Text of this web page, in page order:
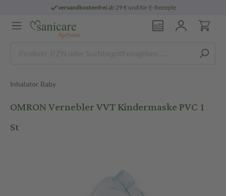
versandkostenfreiab 29 € und für E-Rezepte
Inhalator Baby
OMRON Vernebler VVT Kindermaske PVC 1
St